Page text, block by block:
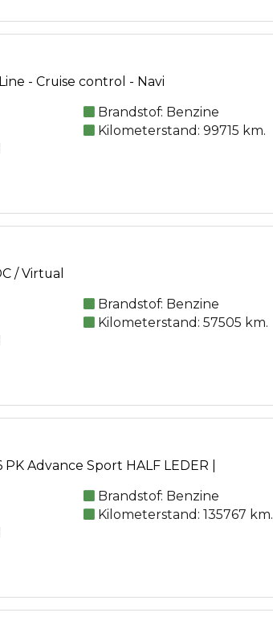
- Cruise control - Navi
Brandstof: Benzine
Kilometerstand: 99715 km.
/ Virtual
Brandstof: Benzine
Kilometerstand: 57505 km.
Advance Sport HALF LEDER |
Brandstof: Benzine
Kilometerstand: 135767 km.